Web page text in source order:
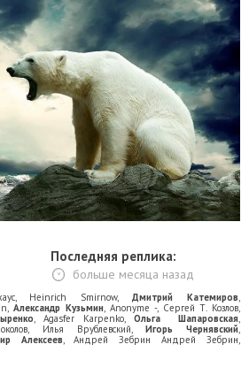
Последняя реплика:
больше месяца назад
, Heinrich Smirnow,Дмитрий Катемиров,
,Александр Кузьмин, Anonyme -, Сергей Т. Козлов,
, Agasfer Karpenko, Ольга Шапаровская,
, Илья Врублевский, Игорь Чернявский,
Алексеев,Андрей Зебрин Андрей Зебрин,